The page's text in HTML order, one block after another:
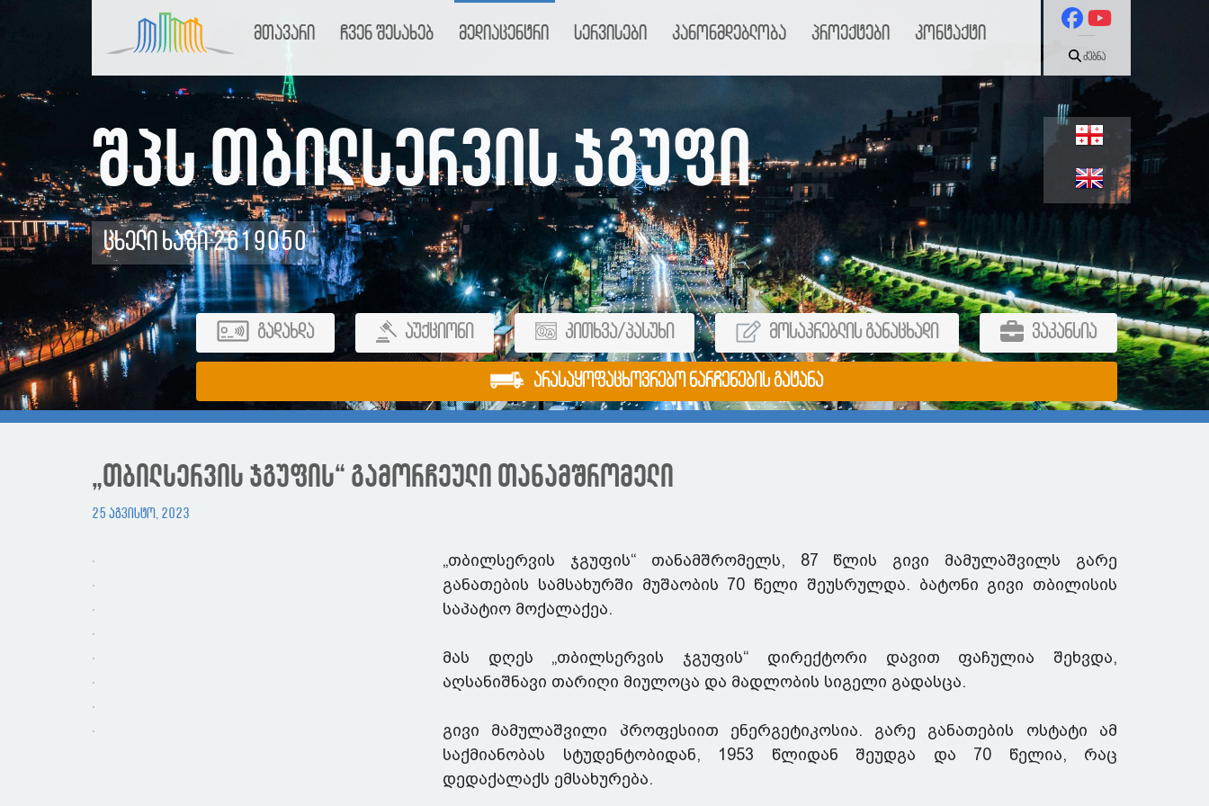
მთავარი ჩვენ შესახებ მედიაცენტრი სერვისები კანონმდებლობა პროექტები კონტაქტი
ძებნა
შპს თბილსერვის ჯგუფი
ცხელი ხაზი 2619050
გადახდა აუქციონი კითხვა/პასუხი მოსაკრებლის განაცხადი ვაკანსია
არასაყოფაცხოვრებო ნარჩენების გატანა
„თბილსერვის ჯგუფის“ გამორჩეული თანამშრომელი
25 აგვისტო, 2023
„თბილსერვის ჯგუფის“ თანამშრომელს, 87 წლის გივი მამულაშვილს გარე
განათების სამსახურში მუშაობის 70 წელი შეუსრულდა. ბატონი გივი თბილისის
საპატიო მოქალაქეა.
მას დღეს „თბილსერვის ჯგუფის“ დირექტორი დავით ფაჩულია შეხვდა,
აღსანიშნავი თარიღი მიულოცა და მადლობის სიგელი გადასცა.
გივი მამულაშვილი პროფესიით ენერგეტიკოსია. გარე განათების ოსტატი ამ
საქმიანობას სტუდენტობიდან, 1953 წლიდან შეუდგა და 70 წელია, რაც
დედაქალაქს ემსახურება.